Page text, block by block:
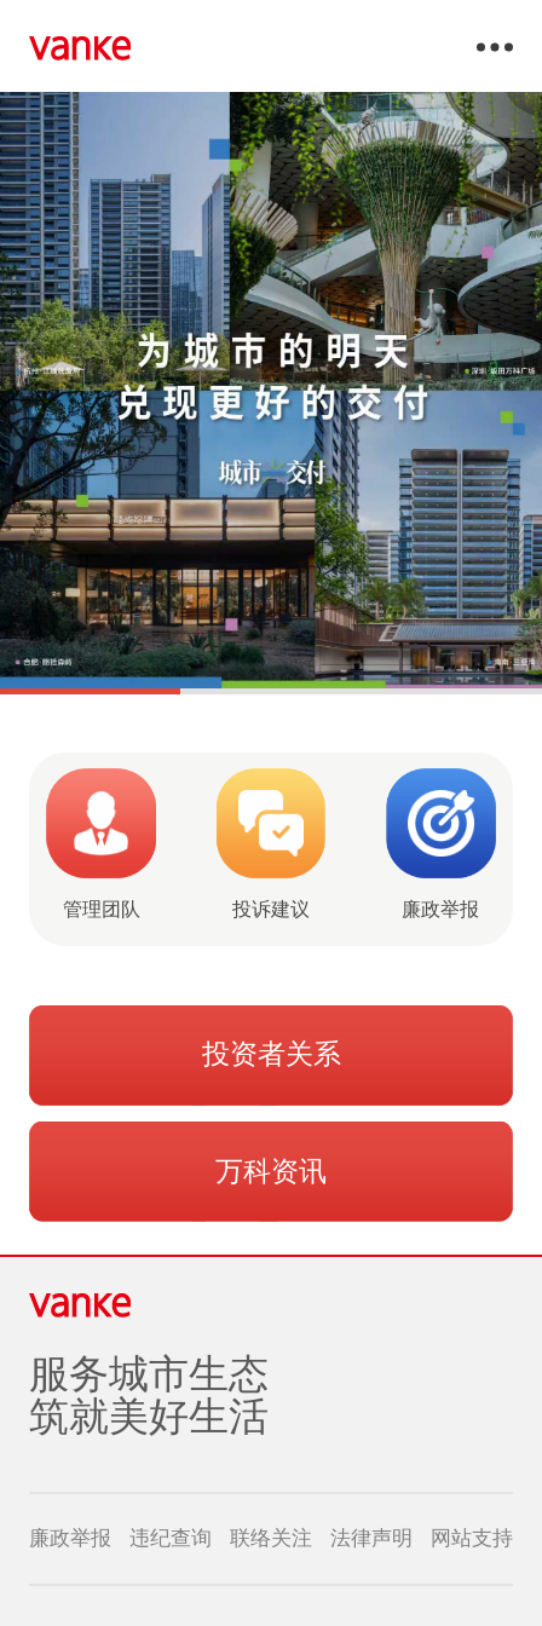
管理团队 投诉建议 廉政举报
投资者关系
万科资讯
服务城市生态
筑就美好生活
廉政举报 违纪查询 联络关注 法律声明 网站支持